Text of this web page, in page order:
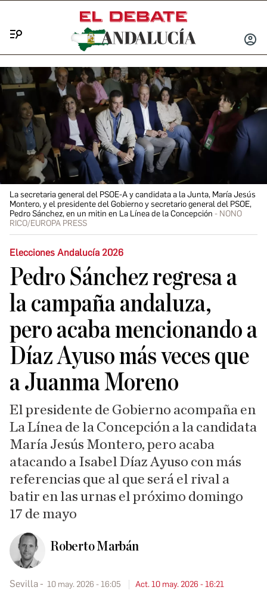
INICIAR
La secretaria general del PSOE-A y candidata a la Junta, María Jesús
Montero, y el presidente del Gobierno y secretario general del PSOE,
Pedro Sánchez, en un mitin en La Línea de la Concepción
NONO
RICO/EUROPA PRESS
Elecciones Andalucía 2026
Pedro Sánchez regresa a
la campaña andaluza,
pero acaba mencionando a
Díaz Ayuso más veces que
a Juanma Moreno
El presidente de Gobierno acompaña en
La Línea de la Concepción a la candidata
María Jesús Montero, pero acaba
atacando a Isabel Díaz Ayuso con más
referencias que al que será el rival a
batir en las urnas el próximo domingo
17 de mayo
Roberto Marbán
Sevilla 10 may. 2026 - 16:05 Act. 10 may. 2026 - 16:21